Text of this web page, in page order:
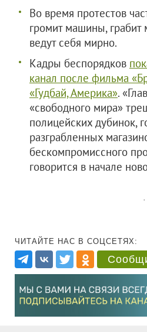
Во время протестов
громит машины, грабит
ведут себя мирно.
Кадры беспорядков
канал после фильма
«Гудбай, Америка».
«свободного мира»
полицейских дубинок,
разграбленных
бескомпромиссного
говорится в начале
ЧИТАЙТЕ НАС В СОЦСЕТЯХ: